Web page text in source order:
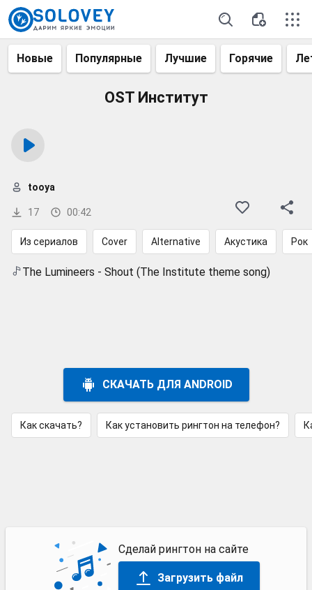
Новые Популярные Лучшие Горячие
OST Институт
17 00:42
tooya
Из сериалов Cover Alternative Акустика Рок
The Lumineers - Shout (The Institute theme song)
СКАЧАТЬ ДЛЯ ANDROID
Как скачать? Как установить рингтон на телефон?
Сделай рингтон на сайте
Загрузить файл